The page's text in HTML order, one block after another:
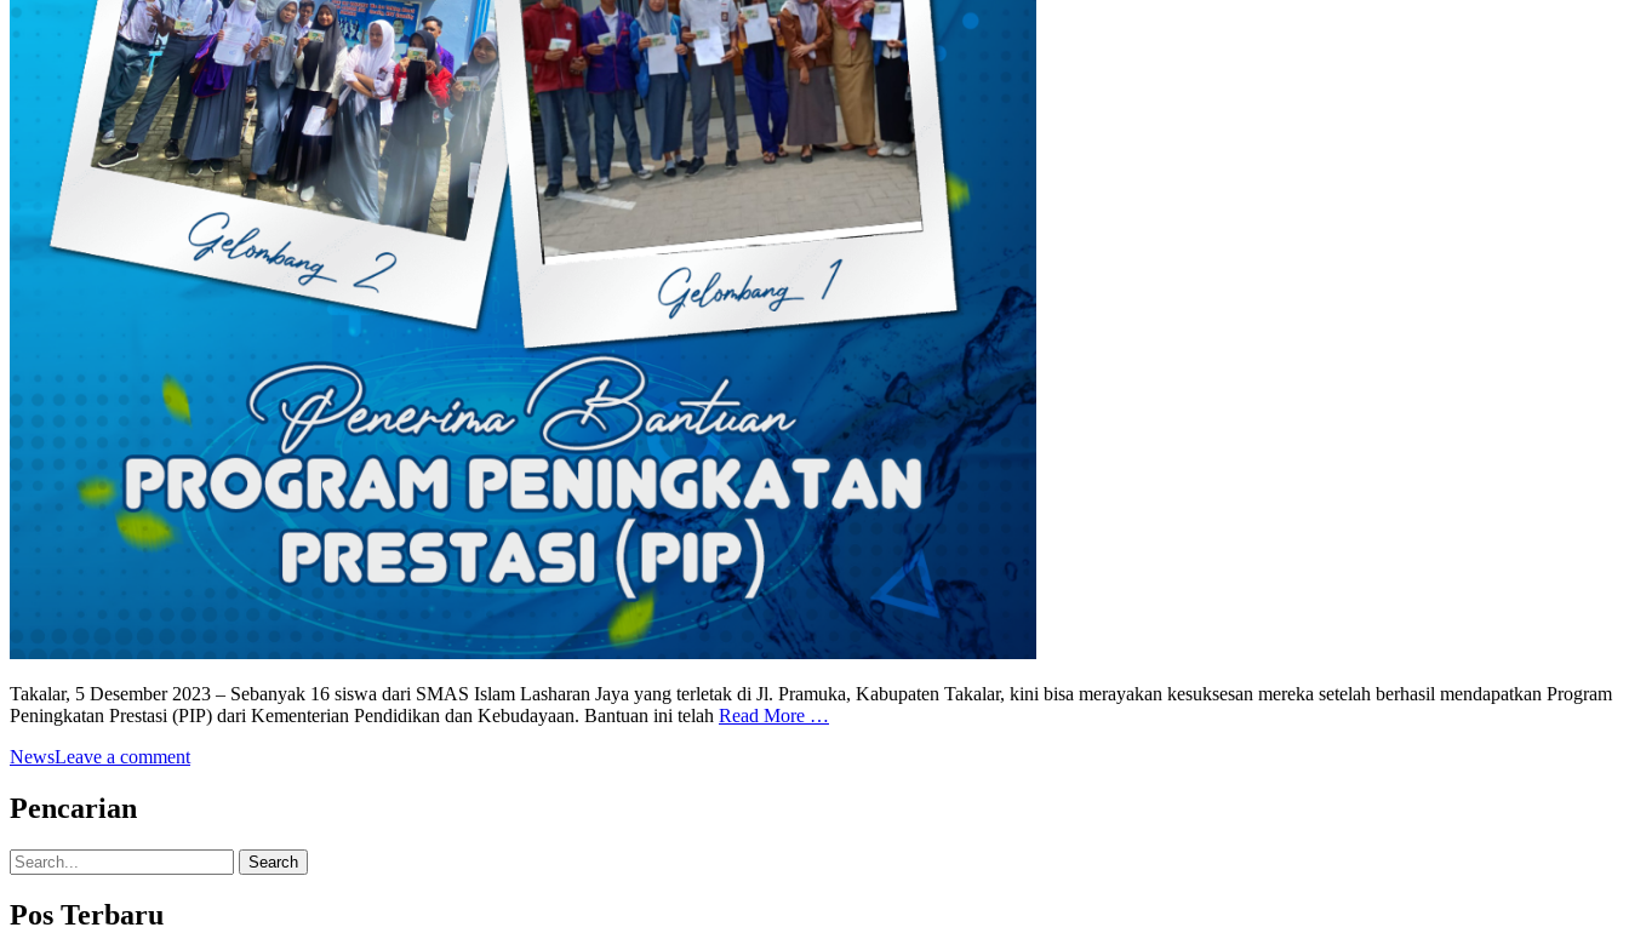
Takalar, 5 Desember 2023 – Sebanyak 16 siswa dari SMAS Islam Lasharan Jaya yang terletak di Jl. Pramuka, Kabupaten Takalar, kini bisa merayakan kesuksesan mereka setelah berhasil mendapatkan Program
Peningkatan Prestasi (PIP) dari Kementerian Pendidikan dan Kebudayaan. Bantuan ini telah Read More …
NewsLeave a comment
Pencarian
Search
for:
Pos Terbaru